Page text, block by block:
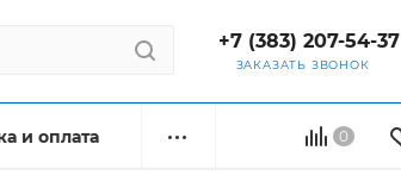
+7 (383) 207-54-37
ЗАКАЗАТЬ ЗВОНОК
0
и оплата